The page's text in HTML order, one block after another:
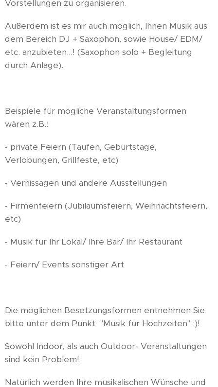
Vorstellungen zu organisieren.
Außerdem ist es mir auch möglich, Ihnen Musik aus
dem Bereich DJ + Saxophon, sowie House/ EDM/
etc. anzubieten...! (Saxophon solo + Begleitung
durch Anlage).
Beispiele für mögliche Veranstaltungsformen
wären z.B.:
- private Feiern (Taufen, Geburtstage,
Verlobungen, Grillfeste, etc)
- Vernissagen und andere Ausstellungen
- Firmenfeiern (Jubiläumsfeiern, Weihnachtsfeiern,
etc)
- Musik für Ihr Lokal/ Ihre Bar/ Ihr Restaurant
- Feiern/ Events sonstiger Art
Die möglichen Besetzungsformen entnehmen Sie
bitte unter dem Punkt "Musik für Hochzeiten" :)!
Sowohl Indoor, als auch Outdoor- Veranstaltungen
sind kein Problem!
Natürlich werden Ihre musikalischen Wünsche und